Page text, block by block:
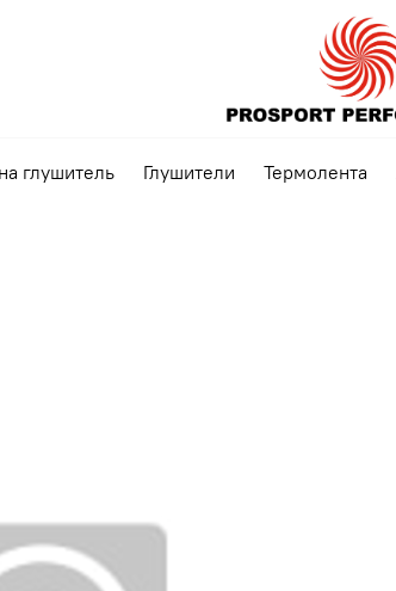
глушитель Глушители Термолента